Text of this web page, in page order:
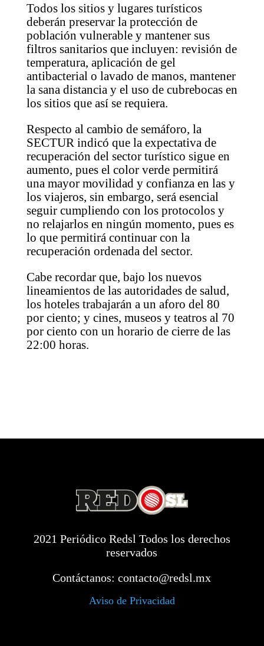
Todos los sitios y lugares turísticos
deberán preservar la protección de
población vulnerable y mantener sus
filtros sanitarios que incluyen: revisión de
temperatura, aplicación de gel
antibacterial o lavado de manos, mantener
la sana distancia y el uso de cubrebocas en
los sitios que así se requiera.
Respecto al cambio de semáforo, la
SECTUR indicó que la expectativa de
recuperación del sector turístico sigue en
aumento, pues el color verde permitirá
una mayor movilidad y confianza en las y
los viajeros, sin embargo, será esencial
seguir cumpliendo con los protocolos y
no relajarlos en ningún momento, pues es
lo que permitirá continuar con la
recuperación ordenada del sector.
Cabe recordar que, bajo los nuevos
lineamientos de las autoridades de salud,
los hoteles trabajarán a un aforo del 80
por ciento; y cines, museos y teatros al 70
por ciento con un horario de cierre de las
22:00 horas.
2021 Periódico Redsl Todos los derechos
reservados
Contáctanos:contacto@redsl.mx
Aviso de Privacidad